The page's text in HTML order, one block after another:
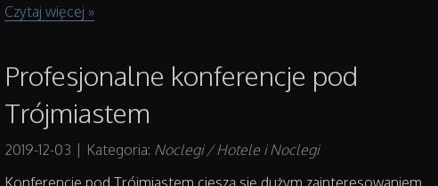
Czytaj więcej »
Profesjonalne konferencje pod
Trójmiastem
2019-12-03 Kategoria: Noclegi / Hotele i Noclegi
Konferencje pod Trójmiastem cieszą się dużym zainteresowaniem.